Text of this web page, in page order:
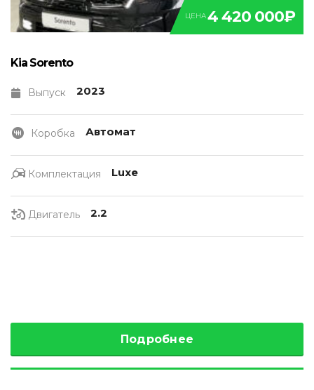
ЦЕНА4 420 000₽
Kia Sorento
Выпуск 2023
Коробка Автомат
Комплектация Luxe
Двигатель 2.2
Подробнее